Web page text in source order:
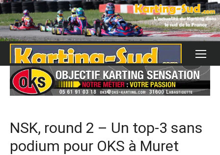
Skip
to
content
NSK, round 2 – Un top-3 sans
podium pour OKS à Muret